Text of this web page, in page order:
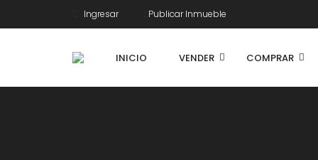
Ingresar Publicar Inmueble
INICIO VENDER COMPRAR